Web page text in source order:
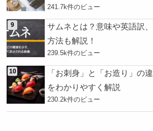
241.7k件のビュー
サムネとは？意味や英語訳
方法も解説！
239.5k件のビュー
「お刺身」と「お造り」の
をわかりやすく解説
230.2k件のビュー